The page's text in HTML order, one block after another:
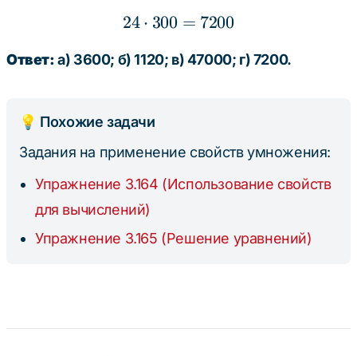
24 \cdot 300 = 7200
24 ⋅ 300 = 7200
Ответ:а) 3600; б) 1120; в) 47000; г) 7200.
💡 Похожие задачи
Задания на применение свойств умножения:
Упражнение 3.164 (Использование свойств
для вычислений)
Упражнение 3.165 (Решение уравнений)